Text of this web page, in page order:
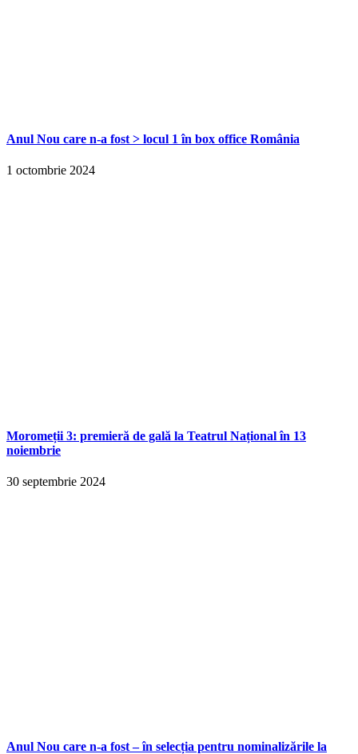
Anul Nou care n-a fost > locul 1 în box office România
1 octombrie 2024
Moromeții 3: premieră de gală la Teatrul Național în 13
noiembrie
30 septembrie 2024
Anul Nou care n-a fost – în selecția pentru nominalizările la